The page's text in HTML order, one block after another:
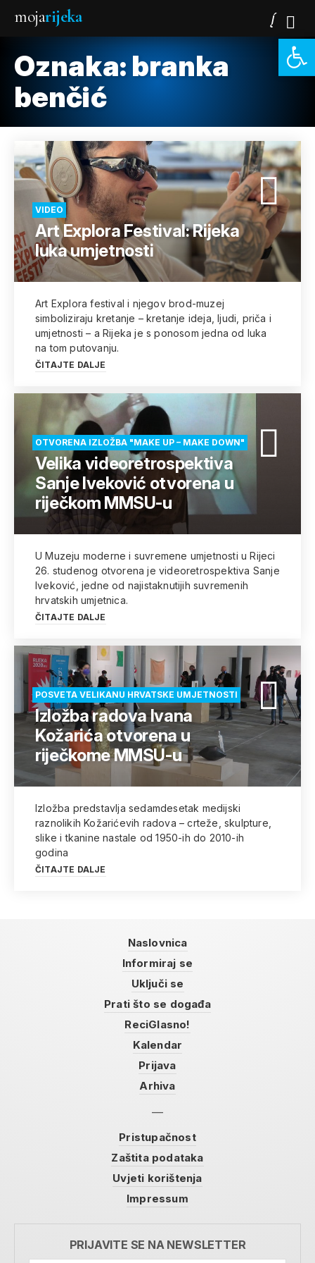
mojarijeka
Oznaka: branka
benčić
VIDEO
Art Explora Festival: Rijeka
luka umjetnosti
Art Explora festival i njegov brod-muzej
simboliziraju kretanje – kretanje ideja, ljudi, priča i
umjetnosti – a Rijeka je s ponosom jedna od luka
na tom putovanju.
ČITAJTE DALJE
OTVORENA IZLOŽBA "MAKE UP – MAKE DOWN"
Velika videoretrospektiva
Sanje Iveković otvorena u
riječkom MMSU-u
U Muzeju moderne i suvremene umjetnosti u Rijeci
26. studenog otvorena je videoretrospektiva Sanje
Iveković, jedne od najistaknutijih suvremenih
hrvatskih umjetnica.
ČITAJTE DALJE
POSVETA VELIKANU HRVATSKE UMJETNOSTI
Izložba radova Ivana
Kožarića otvorena u
riječkome MMSU-u
Izložba predstavlja sedamdesetak medijski
raznolikih Kožarićevih radova – crteže, skulpture,
slike i tkanine nastale od 1950-ih do 2010-ih
godina
ČITAJTE DALJE
Naslovnica
Informiraj se
Uključi se
Prati što se događa
ReciGlasno!
Kalendar
Prijava
Arhiva
Pristupačnost
Zaštita podataka
Uvjeti korištenja
Impressum
PRIJAVITE SE NA NEWSLETTER